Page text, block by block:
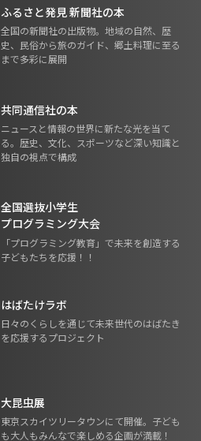
ふるさと発見 新聞社の本
全国の新聞社の出版物。地域の自然、歴
史、民俗から旅のガイド、郷土料理に至る
まで多彩に展開
共同通信社の本
ニュースと情報の世界に新たな光を当て
る。歴史、文化、スポーツなど深い知識と
独自の視点で構成
全国選抜小学生
プログラミング大会
「プログラミング教育」で未来を創造する
子どもたちを応援！！
はばたけラボ
日々のくらしを通じて未来世代のはばたき
を応援するプロジェクト
大昆虫展
東京スカイツリータウンにて開催。子ども
も大人もみんなで楽しめる企画が満載！